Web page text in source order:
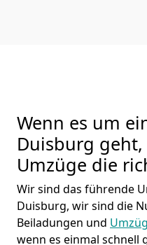
Wenn es um
Duisburg geht,
Umzüge die
Wir sind das führende
Duisburg, wir sind die
Beiladungen und
wenn es einmal schnell